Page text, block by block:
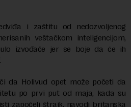
i zaštitu od nedozvoljenog
veštačkom inteligencijom,
izvođače jer se boje da će ih
da Holivud opet može početi da
po prvi put od maja, kada su
započeli štrajk, navodi britanska